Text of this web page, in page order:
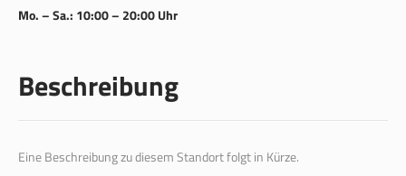
Mo. – Sa.: 10:00 – 20:00 Uhr
Beschreibung
Eine Beschreibung zu diesem Standort folgt in Kürze.